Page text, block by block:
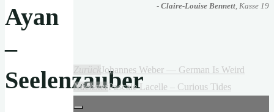
Ayan
–
Seelenzauber
- Claire-Louise Bennett, Kasse 19
ZurückJohannes Weber — German Is Weird
NächsterPascale Lacelle – Curious Tides